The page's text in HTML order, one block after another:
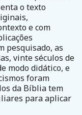
o texto
e com
pesquisado, as
vinte séculos de
modo didático, e
foram
da Bíblia tem
para aplicar